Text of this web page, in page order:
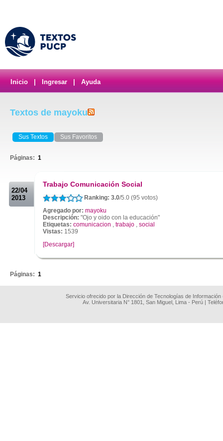
Inicio Ingresar Ayuda
Textos de mayoku
Sus Textos Sus Favoritos
Páginas: 1
22/04
2013
Trabajo Comunicación Social
Ranking: 3.0/5.0 (95 votos)
Agregado por: mayoku
Descripción: "Ojo y oido con la educación"
Etiquetas: comunicacion trabajo
social
Vistas: 1539
[Descargar]
Páginas: 1
Servicio ofrecido por la Dirección de Tecnologías de
Av. Universitaria N° 1801, San Miguel, Lima - Perú |